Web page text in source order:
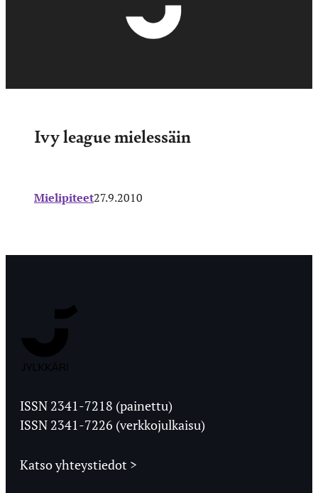
Ivy league mielessäin
Mielipiteet27.9.2010
Ylioppilaslehti
ISSN 2341-7218 (painettu)
ISSN 2341-7226 (verkkojulkaisu)
Katso yhteystiedot >